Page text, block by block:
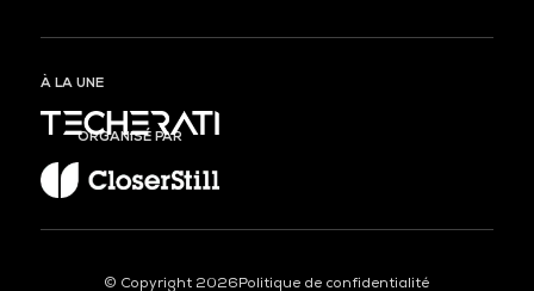
À LA UNE
ORGANISÉ PAR
© Copyright 2026Politique de confidentialité